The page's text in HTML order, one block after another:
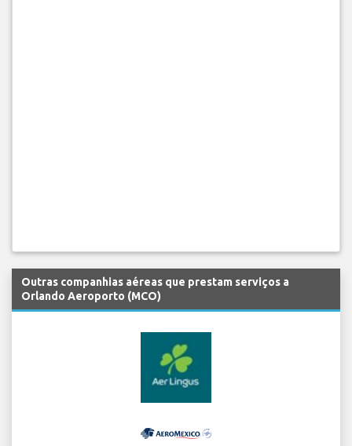
Outras companhias aéreas que prestam serviços a
Orlando Aeroporto (MCO)